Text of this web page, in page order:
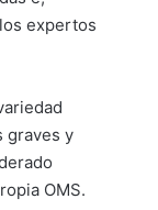
expertos
graves y
OMS.